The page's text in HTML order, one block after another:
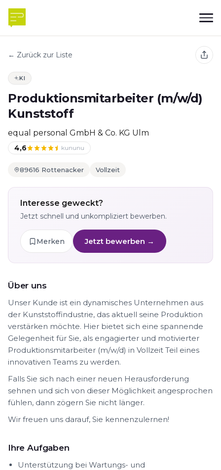
← Zurück zur Liste
KI
Produktionsmitarbeiter (m/w/d)
Kunststoff
equal personal GmbH & Co. KG Ulm
4,6 kununu
89616 Rottenacker Vollzeit
Interesse geweckt?
Jetzt schnell und unkompliziert bewerben.
Merken Jetzt bewerben →
Über uns
Unser Kunde ist ein dynamisches Unternehmen aus
der Kunststoffindustrie, das aktuell seine Produktion
verstärken möchte. Hier bietet sich eine spannende
Gelegenheit für Sie, als engagierter und motivierter
Produktionsmitarbeiter (m/w/d) in Vollzeit Teil eines
innovativen Teams zu werden.
Falls Sie sich nach einer neuen Herausforderung
sehnen und sich von dieser Möglichkeit angesprochen
fühlen, dann zögern Sie nicht länger.
Wir freuen uns darauf, Sie kennenzulernen!
Ihre Aufgaben
Unterstützung bei Wartungs- und